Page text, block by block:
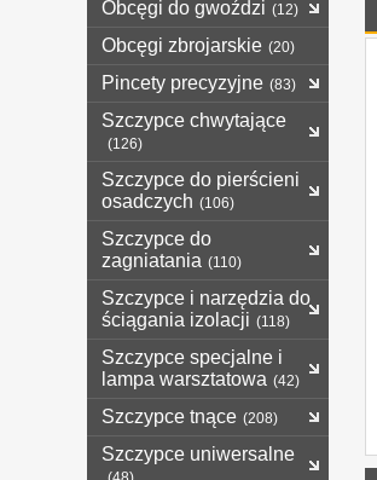
Obcęgi do gwoździ (12)
Obcęgi zbrojarskie (20)
Pincety precyzyjne (83)
Szczypce chwytające
(126)
Szczypce do pierścieni
osadczych (106)
Szczypce do
zagniatania (110)
Szczypce i narzędzia do
ściągania izolacji (118)
Szczypce specjalne i
lampa warsztatowa (42)
Szczypce tnące (208)
Szczypce uniwersalne